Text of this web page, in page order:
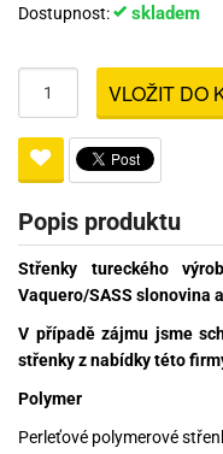
Dostupnost:
skladem
VLOŽIT DO
Popis produktu
Střenky tureckého
Vaquero/SASS slonovina
V případě zájmu jsme
střenky z nabídky této
Polymer
Perleťové polymerové